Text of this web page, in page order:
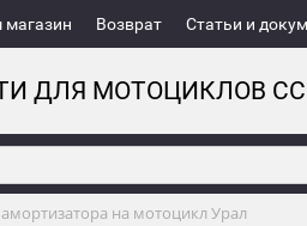
Возврат Статьи и
ДЛЯ МОТОЦИКЛОВ
на мотоцикл Урал